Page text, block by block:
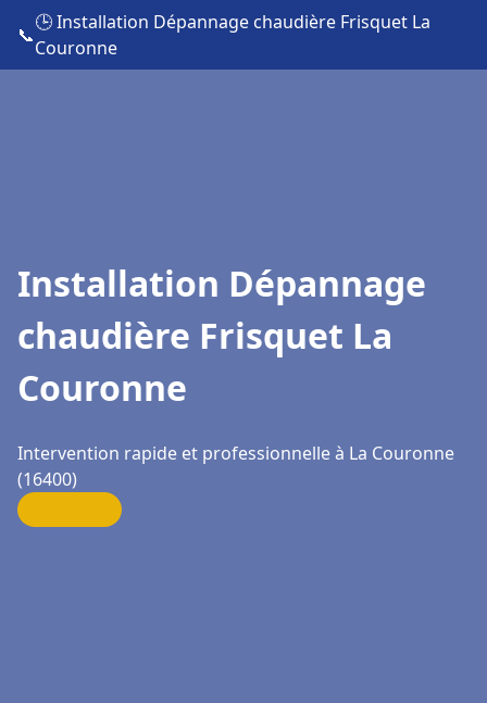
📞
🕒 Installation Dépannage chaudière Frisquet La
Couronne
Installation Dépannage
chaudière Frisquet La
Couronne
Intervention rapide et professionnelle à La Couronne
(16400)